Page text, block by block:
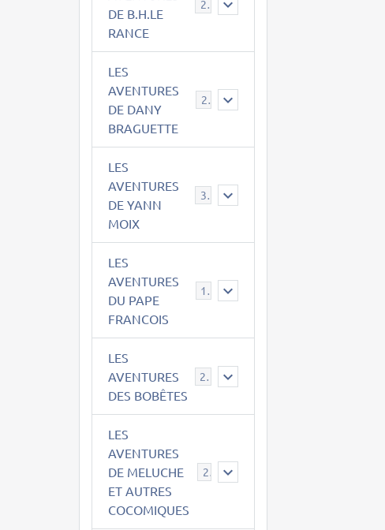
DE B.H.LE
RANCE
21
LES
AVENTURES
DE DANY
BRAGUETTE
29
LES
AVENTURES
DE YANN
MOIX
39
LES
AVENTURES
DU PAPE
FRANCOIS
15
LES
AVENTURES
DES BOBÊTES
23
LES
AVENTURES
DE MELUCHE
ET AUTRES
COCOMIQUES
22